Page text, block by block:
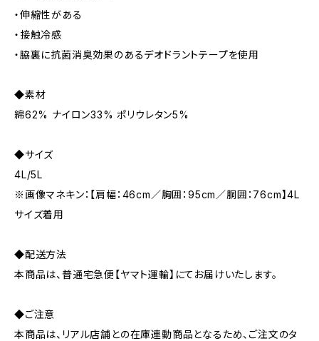
・伸縮性がある
・接触冷感
・脇裏に抗菌消臭効果のあるデオドラントテープを使用
◆素材
綿62% ナイロン33% ポリウレタン5%
◆サイズ
4L/5L
※画像マネキン：【肩幅：46cm／胸囲：95cm／胴囲：76cm】4L
サイズ着用
◆配送方法
本商品は、普通宅急便【ヤマト運輸】にてお届けいたします。
◆ご注意
本商品は、リアル店舗との在庫連動商品となるため、ご注文のタ